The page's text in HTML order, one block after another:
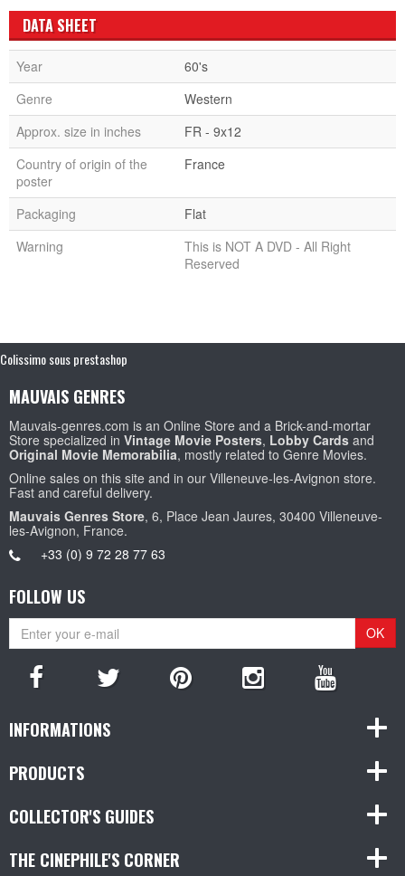
DATA SHEET
Year
60's
Genre
Western
Approx. size in inches
FR - 9x12
Country of origin of the
poster
France
Packaging
Flat
Warning
This is NOT A DVD - All Right
Reserved
Colissimo sous prestashop
MAUVAIS GENRES
Mauvais-genres.com is an Online Store and a Brick-and-mortar
Store specialized in Vintage Movie Posters, Lobby Cards and
Original Movie Memorabilia, mostly related to Genre Movies.
Online sales on this site and in our Villeneuve-les-Avignon store.
Fast and careful delivery.
Mauvais Genres Store, 6, Place Jean Jaures, 30400 Villeneuve-
les-Avignon, France.
+33 (0) 9 72 28 77 63
FOLLOW US
OK
INFORMATIONS
PRODUCTS
COLLECTOR'S GUIDES
THE CINEPHILE'S CORNER